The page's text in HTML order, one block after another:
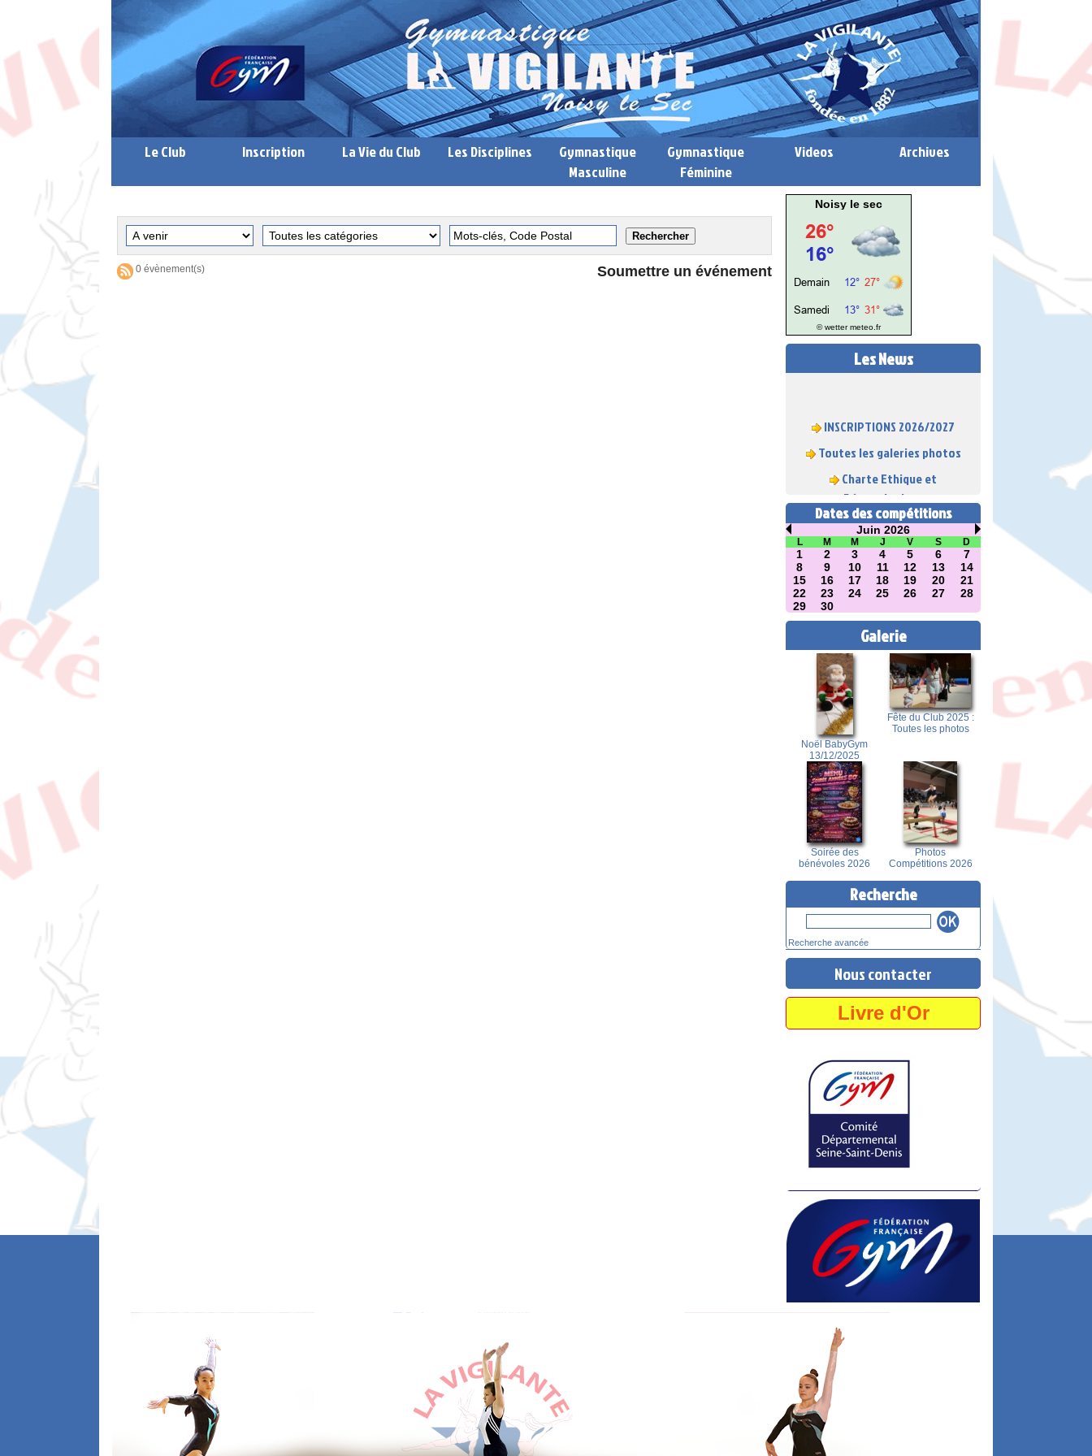
Le Club Inscription La Vie du Club Les Disciplines
Gymnastique
Masculine
Gymnastique
Féminine
Videos Archives
0 évènement(s) Soumettre un événement
Noisy le sec
© wetter meteo.fr
Les News
Déontologique
Dates des compétitions
Juin 2026
L M M J V S D
1 2 3 4 5 6
7
8
9 10 11 12 13
14
15
16 17 18 19 20
21
22
23 24 25 26 27
28
29
30
Galerie
Noël BabyGym
13/12/2025
Fête du Club 2025 :
Toutes les photos
Soirée des
bénévoles 2026
Photos
Compétitions 2026
Recherche
Recherche avancée
Nous contacter
Livre d'Or